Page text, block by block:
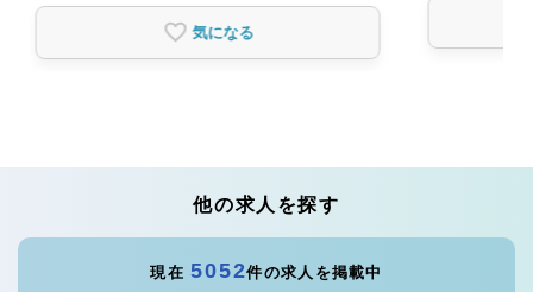
気になる
他の求人を探す
現在5052件の求人を掲載中